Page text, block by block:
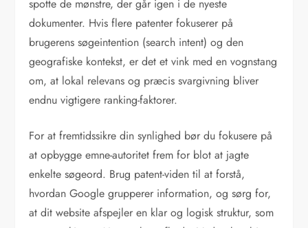
spotte de mønstre, der går igen i de nyeste
dokumenter. Hvis flere patenter fokuserer på
brugerens søgeintention (search intent) og den
geografiske kontekst, er det et vink med en vognstang
om, at lokal relevans og præcis svargivning bliver
endnu vigtigere ranking-faktorer.
For at fremtidssikre din synlighed bør du fokusere på
at opbygge emne-autoritet frem for blot at jagte
enkelte søgeord. Brug patent-viden til at forstå,
hvordan Google grupperer information, og sørg for,
at dit website afspejler en klar og logisk struktur, som